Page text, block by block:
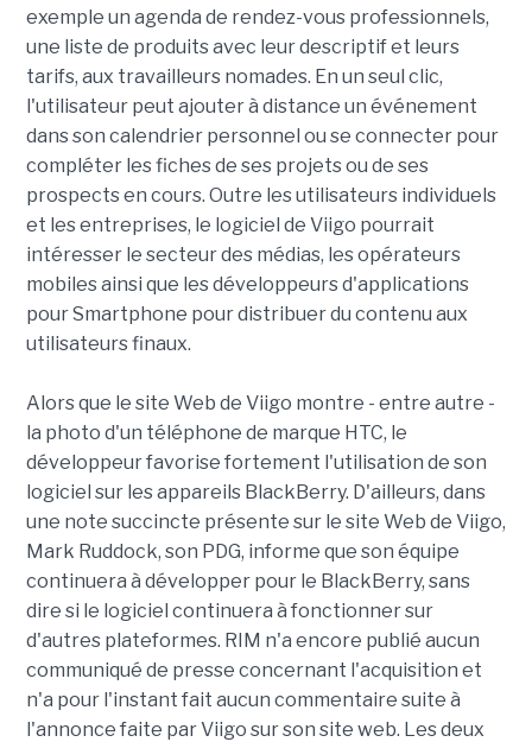
exemple un agenda de rendez-vous professionnels,
une liste de produits avec leur descriptif et leurs
tarifs, aux travailleurs nomades. En un seul clic,
l'utilisateur peut ajouter à distance un événement
dans son calendrier personnel ou se connecter pour
compléter les fiches de ses projets ou de ses
prospects en cours. Outre les utilisateurs individuels
et les entreprises, le logiciel de Viigo pourrait
intéresser le secteur des médias, les opérateurs
mobiles ainsi que les développeurs d'applications
pour Smartphone pour distribuer du contenu aux
utilisateurs finaux.
Alors que le site Web de Viigo montre - entre autre -
la photo d'un téléphone de marque HTC, le
développeur favorise fortement l'utilisation de son
logiciel sur les appareils BlackBerry. D'ailleurs, dans
une note succincte présente sur le site Web de Viigo,
Mark Ruddock, son PDG, informe que son équipe
continuera à développer pour le BlackBerry, sans
dire si le logiciel continuera à fonctionner sur
d'autres plateformes. RIM n'a encore publié aucun
communiqué de presse concernant l'acquisition et
n'a pour l'instant fait aucun commentaire suite à
l'annonce faite par Viigo sur son site web. Les deux